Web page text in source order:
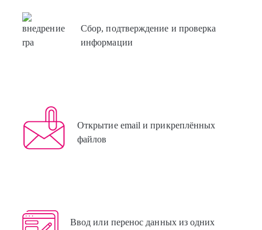
Сбор, подтверждение и проверка
информации
Открытие email и прикреплённых
файлов
Ввод или перенос данных из одних